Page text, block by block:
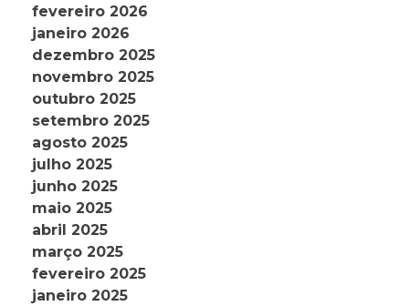
fevereiro 2026
janeiro 2026
dezembro 2025
novembro 2025
outubro 2025
setembro 2025
agosto 2025
julho 2025
junho 2025
maio 2025
abril 2025
março 2025
fevereiro 2025
janeiro 2025